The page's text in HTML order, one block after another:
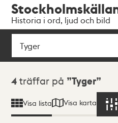
navigationen
huvudinnehållet
Historia i ord, ljud och bild
Sök
Sökresultat
4 träffar på Tyger
Visa lista Visa karta